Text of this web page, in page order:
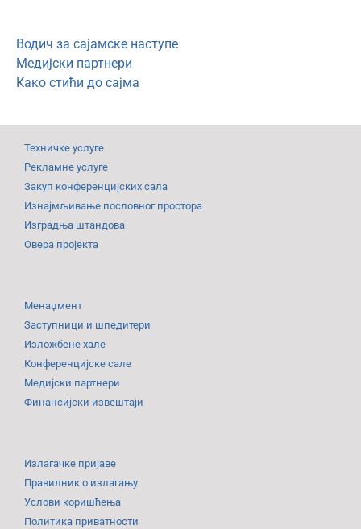
Водич за сајамске наступе
Медијски партнери
Како стићи до сајма
Техничке услуге
Рекламне услуге
Закуп конференцијских сала
Изнајмљивање пословног простора
Изградња штандова
Овера пројекта
Менаџмент
Заступници и шпедитери
Изложбене хале
Конференцијске сале
Медијски партнери
Финансијски извештаји
Излагачке пријаве
Правилник о излагању
Услови коришћења
Политика приватности